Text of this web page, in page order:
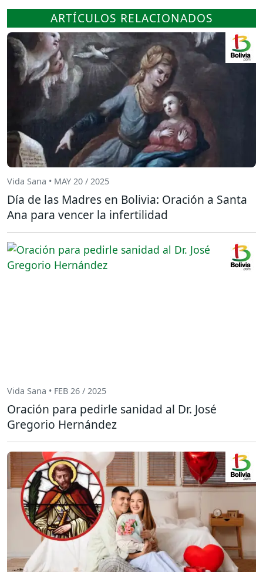
ARTÍCULOS RELACIONADOS
Vida Sana • MAY 20 / 2025
Día de las Madres en Bolivia: Oración a Santa
Ana para vencer la infertilidad
Vida Sana • FEB 26 / 2025
Oración para pedirle sanidad al Dr. José
Gregorio Hernández